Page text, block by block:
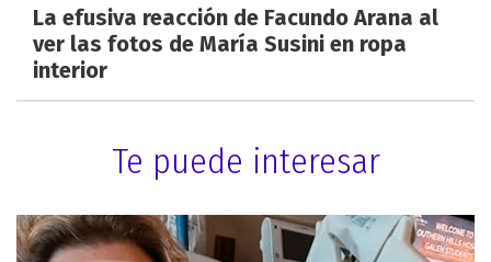
La efusiva reacción de Facundo Arana al
ver las fotos de María Susini en ropa
interior
Te puede interesar